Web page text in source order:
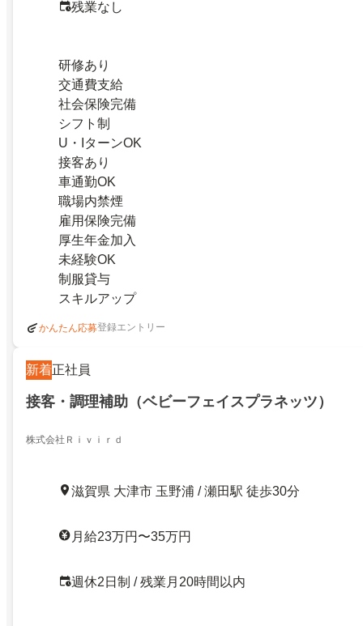
残業なし
研修あり
交通費支給
社会保険完備
シフト制
U・IターンOK
接客あり
車通勤OK
職場内禁煙
雇用保険完備
厚生年金加入
未経験OK
制服貸与
スキルアップ
かんたん応募登録エントリー
新着正社員
接客・調理補助（ベビーフェイスプラネッツ）
株式会社Ｒｉｖｉｒｄ
滋賀県 大津市 玉野浦 / 瀬田駅 徒歩30分
月給23万円〜35万円
週休2日制 / 残業月20時間以内